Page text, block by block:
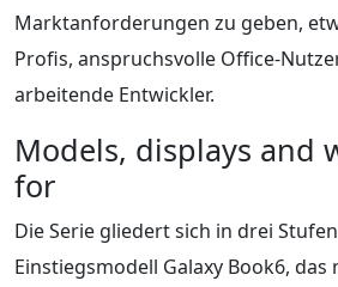
Marktanforderungen zu geben,
Profis, anspruchsvolle Office-
arbeitende Entwickler.
Models, displays and
for
Die Serie gliedert sich in drei
Einstiegsmodell Galaxy Book6, das